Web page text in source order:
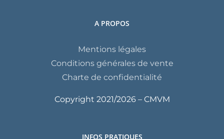
A PROPOS
Mentions légales
Conditions générales de vente
Charte de confidentialité
Copyright 2021/2026 – CMVM
INFOS PRATIQUES